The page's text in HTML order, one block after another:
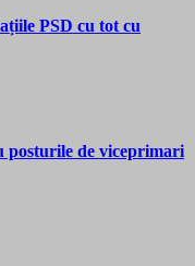
PSD cu tot cu
posturile de viceprimari